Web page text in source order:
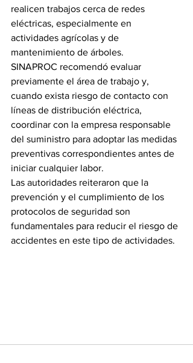
realicen trabajos cerca de redes
eléctricas, especialmente en
actividades agrícolas y de
mantenimiento de árboles.
SINAPROC recomendó evaluar
previamente el área de trabajo y,
cuando exista riesgo de contacto con
líneas de distribución eléctrica,
coordinar con la empresa responsable
del suministro para adoptar las medidas
preventivas correspondientes antes de
iniciar cualquier labor.
Las autoridades reiteraron que la
prevención y el cumplimiento de los
protocolos de seguridad son
fundamentales para reducir el riesgo de
accidentes en este tipo de actividades.